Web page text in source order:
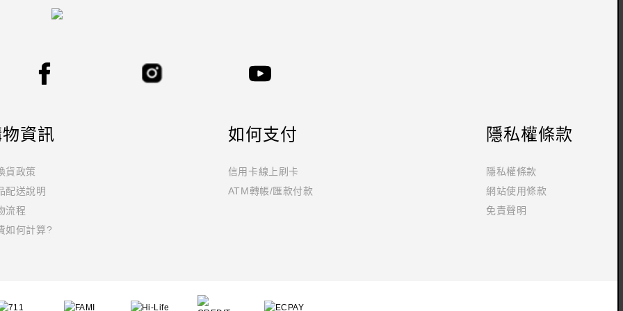
資訊
貨政策
配送說明
流程
如何計算?
如何支付
信用卡線上刷卡
ATM轉帳/匯款付款
隱私權條款
隱私權條款
網站使用條款
免責聲明